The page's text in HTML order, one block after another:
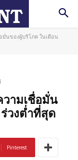
มั่นของผู้บริโภค ในเดือน
วามเชื่อมั่น
วงต่ำที่สุด
Pinterest